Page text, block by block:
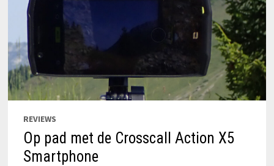
REVIEWS
Op pad met de Crosscall Action X5
Smartphone